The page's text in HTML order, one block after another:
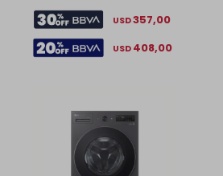
USD357,00
USD 408,00